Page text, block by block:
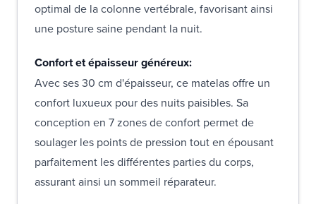
optimal de la colonne vertébrale, favorisant ainsi
une posture saine pendant la nuit.
Confort et épaisseur généreux:
Avec ses 30 cm d'épaisseur, ce matelas offre un
confort luxueux pour des nuits paisibles. Sa
conception en 7 zones de confort permet de
soulager les points de pression tout en épousant
parfaitement les différentes parties du corps,
assurant ainsi un sommeil réparateur.